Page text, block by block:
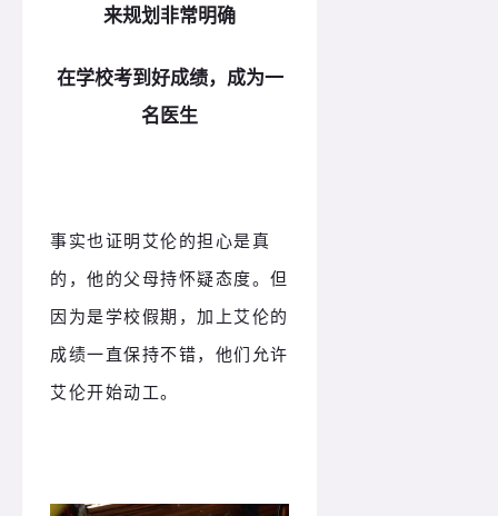
来规划非常明确
在学校考到好成绩，成为一
名医生
事实也证明艾伦的担心是真
的，他的父母持怀疑态度。但
因为是学校假期，加上艾伦的
成绩一直保持不错，他们允许
艾伦开始动工。